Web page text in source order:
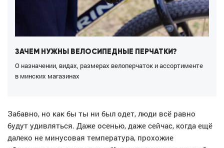
ЗАЧЕМ НУЖНЫ ВЕЛОСИПЕДНЫЕ ПЕРЧАТКИ?
О назначении, видах, размерах велоперчаток и ассортименте
в минских магазинах
Забавно, но как бы ты ни был одет, люди всё равно
будут удивляться. Даже осенью, даже сейчас, когда ещё
далеко не минусовая температура, прохожие